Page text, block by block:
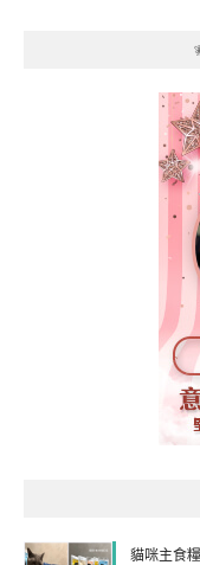
貓咪主食